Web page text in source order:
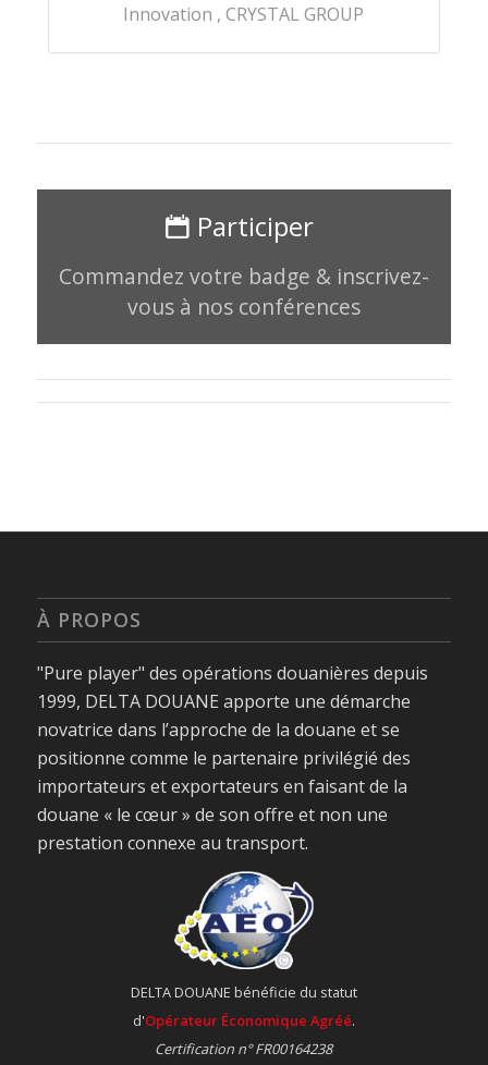
Innovation , CRYSTAL GROUP
Participer
Commandez votre badge & inscrivez-
vous à nos conférences
À PROPOS
"Pure player" des opérations douanières depuis
1999, DELTA DOUANE apporte une démarche
novatrice dans l’approche de la douane et se
positionne comme le partenaire privilégié des
importateurs et exportateurs en faisant de la
douane « le cœur » de son offre et non une
prestation connexe au transport.
DELTA DOUANE bénéficie du statut
d'Opérateur Économique Agréé.
Certification n° FR00164238